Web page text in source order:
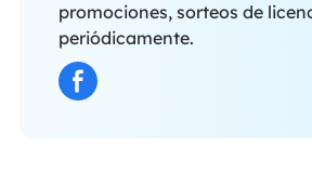
promociones, sorteos de
periódicamente.